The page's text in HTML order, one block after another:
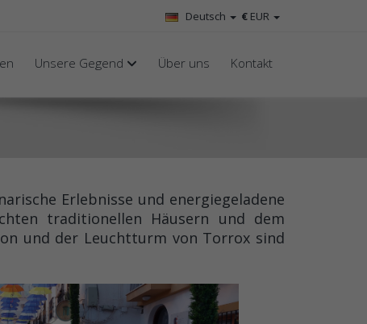
€ EUR
Deutsch
Unsere Gegend Über uns Kontakt
Erlebnisse und energiegeladene
traditionellen Häusern und dem
und der Leuchtturm von Torrox sind